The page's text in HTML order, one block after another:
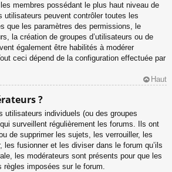
membres possédant le plus haut niveau de
utilisateurs peuvent contrôler toutes les
que les paramètres des permissions, le
la création de groupes d’utilisateurs ou de
également être habilités à modérer
ceci dépend de la configuration effectuée par
Haut
?
utilisateurs individuels (ou des groupes
surveillent régulièrement les forums. Ils ont
de supprimer les sujets, les verrouiller, les
les fusionner et les diviser dans le forum qu’ils
les modérateurs sont présents pour que les
imposées sur le forum.